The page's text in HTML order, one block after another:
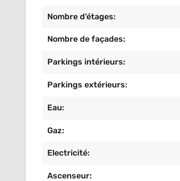
Nombre d’étages:
Nombre de façades:
Parkings intérieurs:
Parkings extérieurs:
Eau:
Gaz:
Electricité:
Ascenseur: